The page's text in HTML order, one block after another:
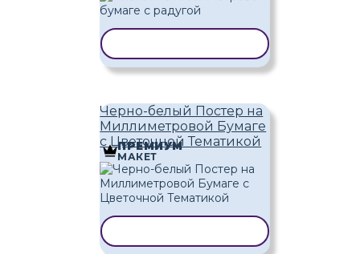
Черно-белый Постер на
Миллиметровой Бумаге
с Цветочной Тематикой
ПРЕМИУМ
МАКЕТ